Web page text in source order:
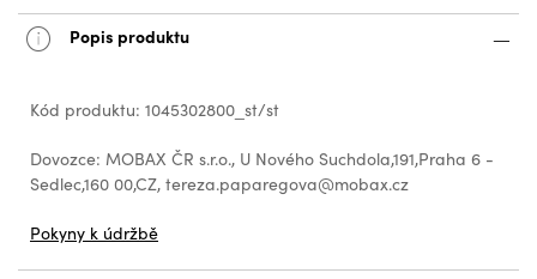
Popis produktu
Kód produktu: 1045302800_st/st
Dovozce: MOBAX ČR s.r.o., U Nového Suchdola,191,Praha 6 -
Sedlec,160 00,CZ, tereza.paparegova@mobax.cz
Pokyny k údržbě